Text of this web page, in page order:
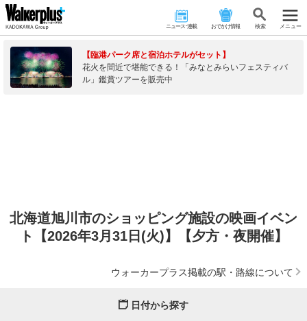
ニュース･連載 おでかけ情報 検 索 メニュー
【臨港パーク席と宿泊ホテルがセット】
花火を間近で堪能できる！「みなとみらいフェスティバ
ル」鑑賞ツアーを販売中
北海道旭川市のショッピング施設の映画イベン
ト【2026年3月31日(火)】【夕方・夜開催】
ウォーカープラス掲載の駅・路線について
日付から探す